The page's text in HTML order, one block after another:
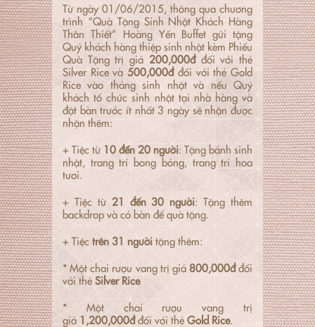
Từ ngày 01/06/2015, thông qua chương
trình “Quà Tặng Sinh Nhật Khách Hàng
Thân Thiết” Hoàng Yến Buffet gửi tặng
Quý khách hàng thiệp sinh nhật kèm Phiếu
Quà Tặng trị giá 200,000đ đối với thẻ
Silver Rice và500,000đ đối với thẻ Gold
Rice vào tháng sinh nhật và nếu Quý
khách tổ chức sinh nhật tại nhà hàng và
đặt bàn trước ít nhất 3 ngày sẽ nhận được
nhận thêm:
+ Tiệc từ 10 đến 20 người: Tặng bánh sinh
nhật, trang trí bong bóng, trang trí hoa
tươi.
+ Tiệc từ 21 đến 30 người: Tặng thêm
backdrop và có bàn để quà tặng.
+ Tiệc trên 31 ngườitặng thêm:
* Một chai rượu vang trị giá800,000đđối
với thẻSilver Rice
* Một chai rượu vang trị
giá 1,200,000đđối với thẻGold Rice.